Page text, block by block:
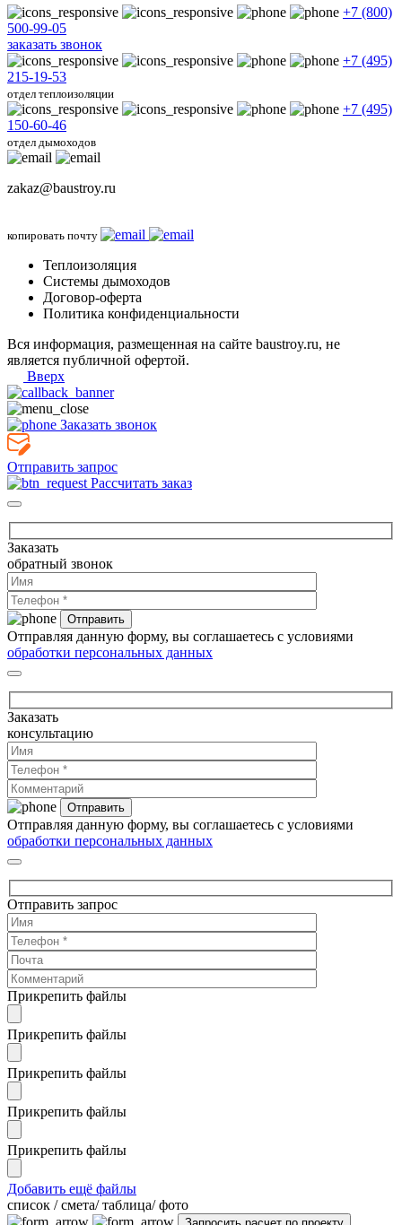
+7 (800)
500-99-05
заказать звонок
+7 (495)
215-19-53
отдел теплоизоляции
+7 (495)
150-60-46
отдел дымоходов
zakaz@baustroy.ru
копировать почту
Теплоизоляция
Системы дымоходов
Договор-оферта
Политика конфиденциальности
Вся информация, размещенная на сайте baustroy.ru, не
является публичной офертой.
Вверх
Заказать звонок
Отправить запрос
Рассчитать заказ
Заказать
обратный звонок
Отправляя данную форму, вы соглашаетесь с условиями
обработки персональных данных
Заказать
консультацию
Отправляя данную форму, вы соглашаетесь с условиями
обработки персональных данных
Отправить запрос
Прикрепить файлы
Прикрепить файлы
Прикрепить файлы
Прикрепить файлы
Прикрепить файлы
Добавить ещё файлы
cписок / смета/ таблица/ фото